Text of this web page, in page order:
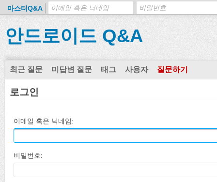
마스터Q&A
안드로이드 Q&A
최근 질문 미답변 질문 태그 사용자 질문하기
로그인
이메일 혹은 닉네임:
비밀번호: